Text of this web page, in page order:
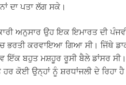
ਦਾ ਪਤਾ ਲੱਗ ਸਕੇ।
ਅਨੁਸਾਰ ਉਹ ਇਕ ਇਮਾਰਤ ਦੀ
ਭਰਤੀ ਕਰਵਾਇਆ ਗਿਆ ਸੀ। ਜਿੱਥੇ
ਬਹੁਤ ਮਸ਼ਹੂਰ ਰੂਸੀ ਬੈਲੇ ਡਾਂਸਰ ਸੀ।
ਹਰ ਕੋਈ ਉਨ੍ਹਾਂ ਨੂੰ ਸ਼ਰਧਾਂਜਲੀ ਦੇ ਰਿਹਾ